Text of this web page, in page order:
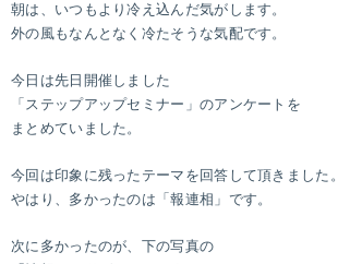
朝は、いつもより冷え込んだ気がします。
外の風もなんとなく冷たそうな気配です。
今日は先日開催しました
「ステップアップセミナー」のアンケートを
まとめていました。
今回は印象に残ったテーマを回答して頂きました。
やはり、多かったのは「報連相」です。
次に多かったのが、下の写真の